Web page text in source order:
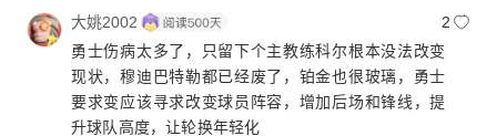
大姚2002
2
勇士伤病太多了，只留下个主教练科尔根本没法改变
现状，穆迪巴特勒都已经废了，铂金也很玻璃，勇士
要求变应该寻求改变球员阵容，增加后场和锋线，提
升球队高度，让轮换年轻化